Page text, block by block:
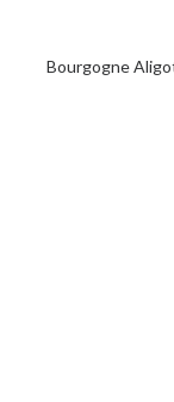
Bourgogne